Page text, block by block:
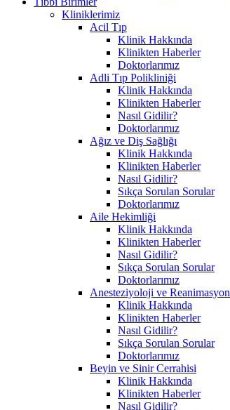
Kliniklerimiz
Acil Tıp
Klinik Hakkında
Klinikten Haberler
Doktorlarımız
Adli Tıp Polikliniği
Klinik Hakkında
Klinikten Haberler
Nasıl Gidilir?
Doktorlarımız
Ağız ve Diş Sağlığı
Klinik Hakkında
Klinikten Haberler
Nasıl Gidilir?
Sıkça Sorulan Sorular
Doktorlarımız
Aile Hekimliği
Klinik Hakkında
Klinikten Haberler
Nasıl Gidilir?
Sıkça Sorulan Sorular
Doktorlarımız
Anesteziyoloji ve Reanimasyon
Klinik Hakkında
Klinikten Haberler
Nasıl Gidilir?
Sıkça Sorulan Sorular
Doktorlarımız
Beyin ve Sinir Cerrahisi
Klinik Hakkında
Klinikten Haberler
Nasıl Gidilir?